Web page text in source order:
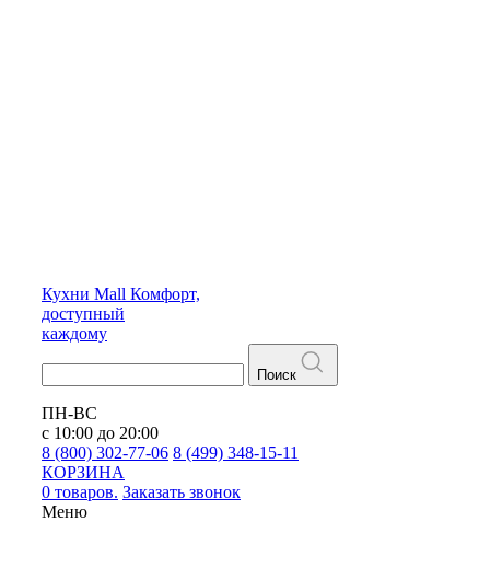
Кухни Mall Комфорт,
доступный
каждому
Поиск
ПН-ВС
с 10:00 до 20:00
8 (800) 302-77-06 8 (499) 348-15-11
КОРЗИНА
0 товаров. Заказать звонок
Меню